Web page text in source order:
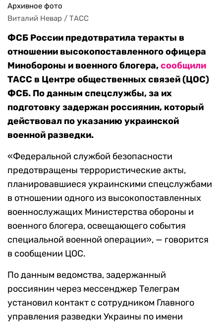
Архивное фото
Виталий Невар / ТАСС
ФСБ России предотвратила теракты в
отношении высокопоставленного офицера
Минобороны и военного блогера,сообщили
ТАСС в Центре общественных связей (ЦОС)
ФСБ. По данным спецслужбы, за их
подготовку задержан россиянин, который
действовал по указанию украинской
военной разведки.
«Федеральной службой безопасности
предотвращены террористические акты,
планировавшиеся украинскими спецслужбами
в отношении одного из высокопоставленных
военнослужащих Министерства обороны и
военного блогера, освещающего события
специальной военной операции», — говорится
в сообщении ЦОС.
По данным ведомства, задержанный
россиянин через мессенджер Телеграм
установил контакт с сотрудником Главного
управления разведки Украины по имени